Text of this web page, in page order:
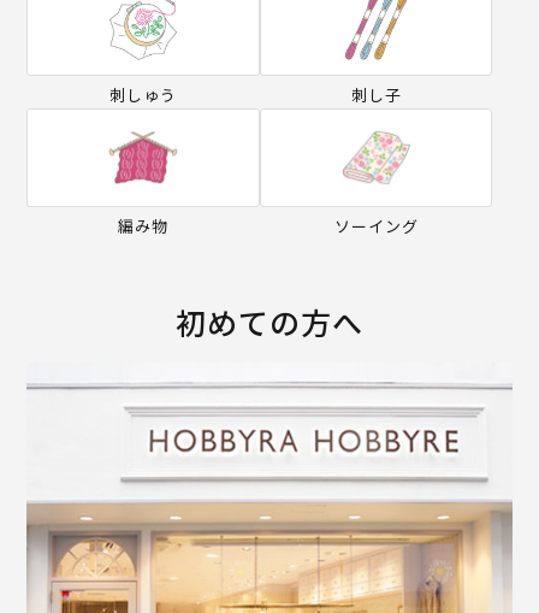
刺しゅう 刺し子
編み物 ソーイング
初めての方へ